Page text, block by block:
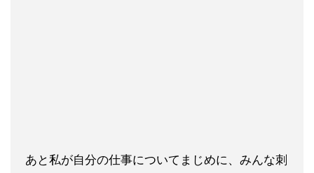
あと私が自分の仕事についてまじめに、みんな刺